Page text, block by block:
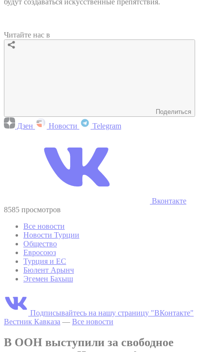
Читайте нас в
Поделиться
Дзен Новости Telegram
Вконтакте
8585 просмотров
Все новости
Новости Турции
Общество
Евросоюз
Турция и ЕС
Бюлент Арынч
Эгемен Бахыш
Подписывайтесь на нашу страницу "ВКонтакте"
Вестник Кавказа — Все новости
В ООН выступили за свободное